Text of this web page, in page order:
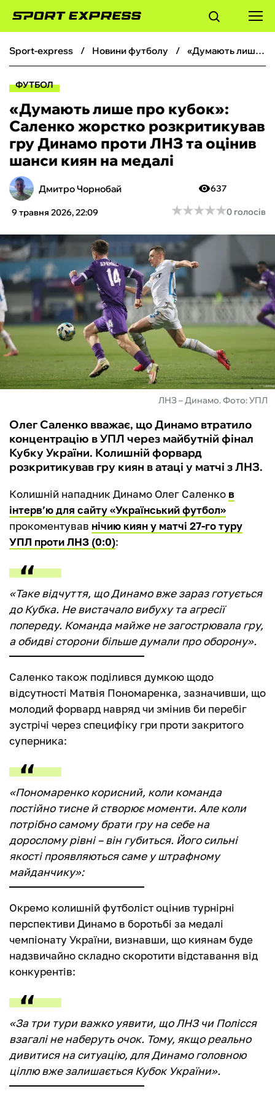
ФУТБОЛ
БОКС
ХОКЕЙ
ТЕНІС
КІБЕРСПОРТ
ЧС-2026
ФУТЗАЛ
ІНШІ
БУКМЕКЕРИ
sport-express новини футболу «Думають лише про кубок»: Саленко жорстко розкритикував гру Динамо проти ЛНЗ та оцінив шанси киян на медалі
ФУТБОЛ
«Думають лише про кубок»:
Саленко жорстко розкритикував
гру Динамо проти ЛНЗ та оцінив
шанси киян на медалі
Дмитро Чорнобай
9 травня 2026, 22:09
637
★★★★★
★★★★★0 голосів
ЛНЗ – Динамо. Фото: УПЛ
Олег Саленко вважає, що Динамо втратило
концентрацію в УПЛ через майбутній фінал
Кубку України. Колишній форвард
розкритикував гру киян в атаці у матчі з ЛНЗ.
Колишній нападник Динамо Олег Саленко в
інтерв’ю для сайту «Український футбол»
прокоментував нічию киян у матчі 27-го туру
УПЛ проти ЛНЗ (0:0):
«Таке відчуття, що Динамо вже зараз готується
до Кубка. Не вистачало вибуху та агресії
попереду. Команда майже не загострювала гру,
а обидві сторони більше думали про оборону».
Саленко також поділився думкою щодо
відсутності Матвія Пономаренка, зазначивши, що
молодий форвард навряд чи змінив би перебіг
зустрічі через специфіку гри проти закритого
суперника:
«Пономаренко корисний, коли команда
постійно тисне й створює моменти. Але коли
потрібно самому брати гру на себе на
дорослому рівні – він губиться. Його сильні
якості проявляються саме у штрафному
майданчику»:
Окремо колишній футболіст оцінив турнірні
перспективи Динамо в боротьбі за медалі
чемпіонату України, визнавши, що киянам буде
надзвичайно складно скоротити відставання від
конкурентів:
«За три тури важко уявити, що ЛНЗ чи Полісся
взагалі не наберуть очок. Тому, якщо реально
дивитися на ситуацію, для Динамо головною
ціллю вже залишається Кубок України».